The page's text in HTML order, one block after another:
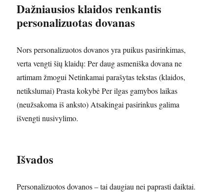
Dažniausios klaidos renkantis
personalizuotas dovanas
Nors personalizuotos dovanos yra puikus pasirinkimas,
verta vengti šių klaidų: Per daug asmeniška dovana ne
artimam žmogui Netinkamai parašytas tekstas (klaidos,
netikslumai) Prasta kokybė Per ilgas gamybos laikas
(neužsakoma iš anksto) Atsakingai pasirinkus galima
išvengti nusivylimo.
Išvados
Personalizuotos dovanos – tai daugiau nei paprasti daiktai.